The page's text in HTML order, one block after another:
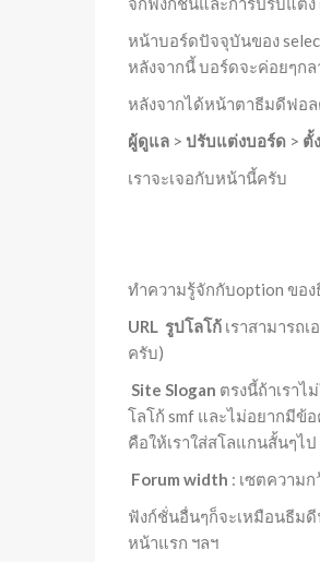
หน้าบอร์ดปัจจุบันของ
หลังจากนี้ บอร์ดจะค่อยๆก
หลังจากได้หน้าตาธีมดีฟอ
ผู้ดูแล > ปรับแต่งบอร์ด > ตั้
เราจะเจอกับหน้านี้ครับ
ทำความรู้จักกับoption ขอ
URL รูปโลโก้ เราสามารถ
ครับ)
Site Slogan ตรงนี้ถ้าเราไ
โลโก้ smf และไม่อยากมีข้
คือให้เราใส่สโลแกนสั้นๆไป
Forum width : เซตความ
ฟังก์ชั่นอื่นๆก็จะเหมือนธีม
หน้าแรก ฯลฯ